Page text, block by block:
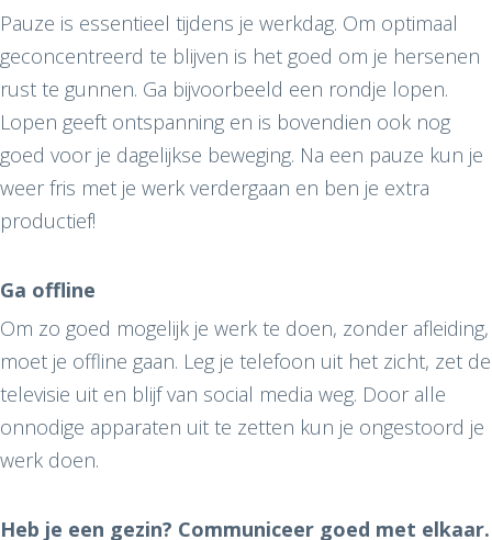
Pauze is essentieel tijdens je werkdag. Om optimaal
geconcentreerd te blijven is het goed om je hersenen
rust te gunnen. Ga bijvoorbeeld een rondje lopen.
Lopen geeft ontspanning en is bovendien ook nog
goed voor je dagelijkse beweging. Na een pauze kun je
weer fris met je werk verdergaan en ben je extra
productief!
Ga offline
Om zo goed mogelijk je werk te doen, zonder afleiding,
moet je offline gaan. Leg je telefoon uit het zicht, zet de
televisie uit en blijf van social media weg. Door alle
onnodige apparaten uit te zetten kun je ongestoord je
werk doen.
Heb je een gezin? Communiceer goed met elkaar.